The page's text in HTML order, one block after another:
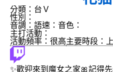
分類：台Ｖ
性別：
音調： 語速： 音色：
主打活動：
活動頻率：很高主要時段：
✨歡迎來到魔女之家🎀記得